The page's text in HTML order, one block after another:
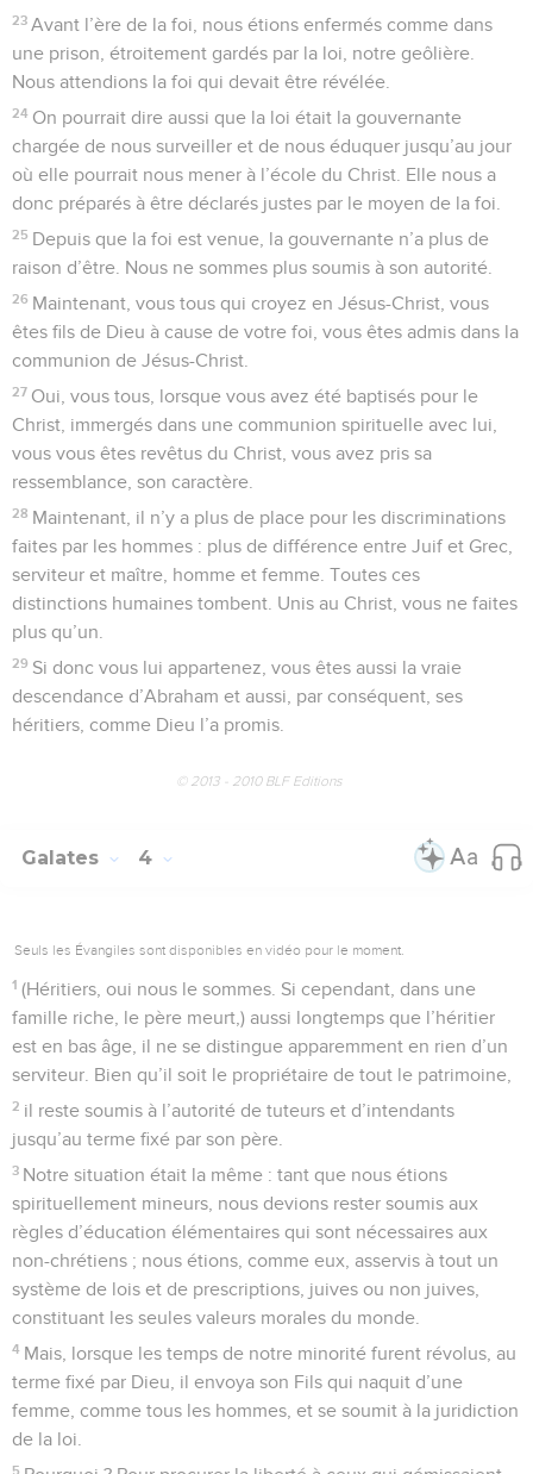
23 Avant l’ère de la foi, nous étions enfermés comme dans
une prison, étroitement gardés par la loi, notre geôlière.
Nous attendions la foi qui devait être révélée.
24 On pourrait dire aussi que la loi était la gouvernante
chargée de nous surveiller et de nous éduquer jusqu’au jour
où elle pourrait nous mener à l’école du Christ. Elle nous a
donc préparés à être déclarés justes par le moyen de la foi.
25 Depuis que la foi est venue, la gouvernante n’a plus de
raison d’être. Nous ne sommes plus soumis à son autorité.
26 Maintenant, vous tous qui croyez en Jésus-Christ, vous
êtes fils de Dieu à cause de votre foi, vous êtes admis dans la
communion de Jésus-Christ.
27 Oui, vous tous, lorsque vous avez été baptisés pour le
Christ, immergés dans une communion spirituelle avec lui,
vous vous êtes revêtus du Christ, vous avez pris sa
ressemblance, son caractère.
28 Maintenant, il n’y a plus de place pour les discriminations
faites par les hommes : plus de différence entre Juif et Grec,
serviteur et maître, homme et femme. Toutes ces
distinctions humaines tombent. Unis au Christ, vous ne faites
plus qu’un.
29 Si donc vous lui appartenez, vous êtes aussi la vraie
descendance d’Abraham et aussi, par conséquent, ses
héritiers, comme Dieu l’a promis.
© 2013 - 2010 BLF Editions
Galates 4
Seuls les Évangiles sont disponibles en vidéo pour le moment.
1 (Héritiers, oui nous le sommes. Si cependant, dans une
famille riche, le père meurt,) aussi longtemps que l’héritier
est en bas âge, il ne se distingue apparemment en rien d’un
serviteur. Bien qu’il soit le propriétaire de tout le patrimoine,
2 il reste soumis à l’autorité de tuteurs et d’intendants
jusqu’au terme fixé par son père.
3 Notre situation était la même : tant que nous étions
spirituellement mineurs, nous devions rester soumis aux
règles d’éducation élémentaires qui sont nécessaires aux
non-chrétiens ; nous étions, comme eux, asservis à tout un
système de lois et de prescriptions, juives ou non juives,
constituant les seules valeurs morales du monde.
4 Mais, lorsque les temps de notre minorité furent révolus, au
terme fixé par Dieu, il envoya son Fils qui naquit d’une
femme, comme tous les hommes, et se soumit à la juridiction
de la loi.
5